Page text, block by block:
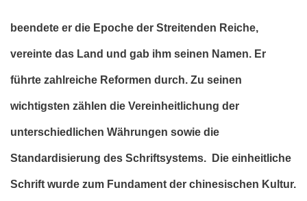
beendete er die Epoche der Streitenden Reiche,
vereinte das Land und gab ihm seinen Namen. Er
führte zahlreiche Reformen durch. Zu seinen
wichtigsten zählen die Vereinheitlichung der
unterschiedlichen Währungen sowie die
Standardisierung des Schriftsystems. Die einheitliche
Schrift wurde zum Fundament der chinesischen Kultur.